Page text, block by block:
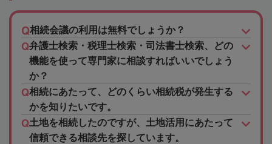
相続会議の利用は無料でしょうか？
弁護士検索・税理士検索・司法書士検索、どの
機能を使って専門家に相談すればいいでしょう
か？
相続にあたって、どのくらい相続税が発生する
かを知りたいです。
土地を相続したのですが、土地活用にあたって
信頼できる相談先を探しています。